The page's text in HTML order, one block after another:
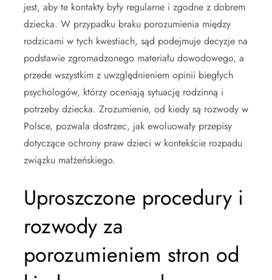
jest, aby te kontakty były regularne i zgodne z dobrem
dziecka. W przypadku braku porozumienia między
rodzicami w tych kwestiach, sąd podejmuje decyzje na
podstawie zgromadzonego materiału dowodowego, a
przede wszystkim z uwzględnieniem opinii biegłych
psychologów, którzy oceniają sytuację rodzinną i
potrzeby dziecka. Zrozumienie, od kiedy są rozwody w
Polsce, pozwala dostrzec, jak ewoluowały przepisy
dotyczące ochrony praw dzieci w kontekście rozpadu
związku małżeńskiego.
Uproszczone procedury i
rozwody za
porozumieniem stron od